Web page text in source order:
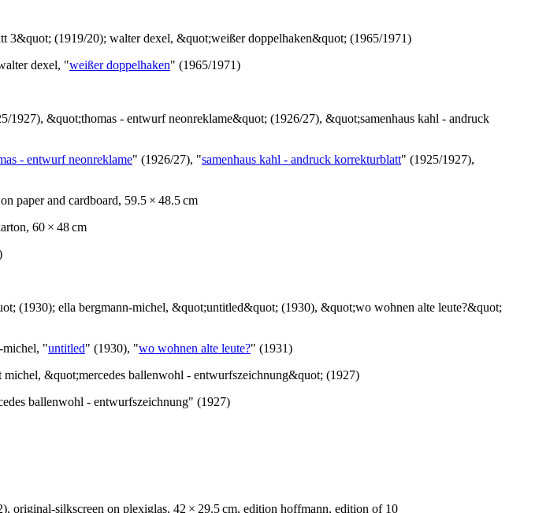
dexel, "weißer doppelhaken" (1965/1971)
- entwurf neonreklame" (1926/27), "samenhaus kahl - andruck korrekturblatt" (1925/1927),
60 × 48 cm
michel, "untitled" (1930), "wo wohnen alte leute?" (1931)
ballenwohl - entwurfszeichnung" (1927)